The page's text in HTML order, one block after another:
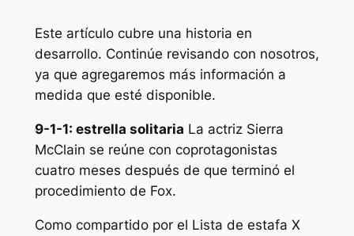
Este artículo cubre una historia en
desarrollo. Continúe revisando con nosotros,
ya que agregaremos más información a
medida que esté disponible.
9-1-1: estrella solitaria La actriz Sierra
McClain se reúne con coprotagonistas
cuatro meses después de que terminó el
procedimiento de Fox.
Como compartido por el Lista de estafa X